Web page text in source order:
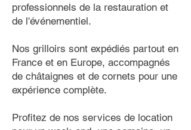
professionnels de la restauration et
de l'événementiel.
Nos grilloirs sont expédiés partout en
France et en Europe, accompagnés
de châtaignes et de cornets pour une
expérience complète.
Profitez de nos services de location